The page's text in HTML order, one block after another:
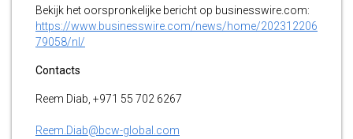
Bekijk het oorspronkelijke bericht op businesswire.com:
https://www.businesswire.com/news/home/202312206
79058/nl/
Contacts
Reem Diab, +971 55 702 6267
Reem.Diab@bcw-global.com